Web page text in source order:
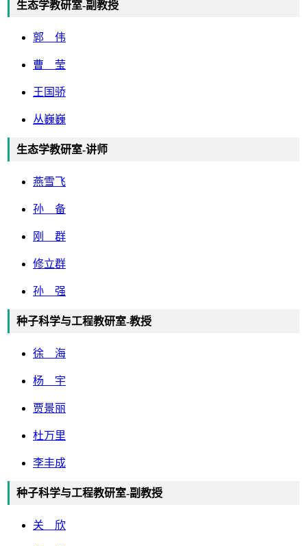
生态学教研室-副教授
郭 伟
曹 莹
王国骄
丛巍巍
生态学教研室-讲师
燕雪飞
孙 备
刚 群
修立群
孙 强
种子科学与工程教研室-教授
徐 海
杨 宇
贾景丽
杜万里
李丰成
种子科学与工程教研室-副教授
关 欣